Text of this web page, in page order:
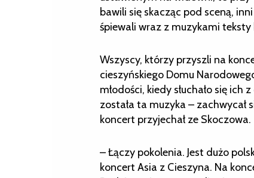
bawili się skacząc pod sceną,
śpiewali wraz z muzykami
Wszyscy, którzy przyszli na
cieszyńskiego Domu
młodości, kiedy słuchało się
została ta muzyka – zachwycał
koncert przyjechał ze Skoczowa.
– Łączy pokolenia. Jest dużo
koncert Asia z Cieszyna. Na